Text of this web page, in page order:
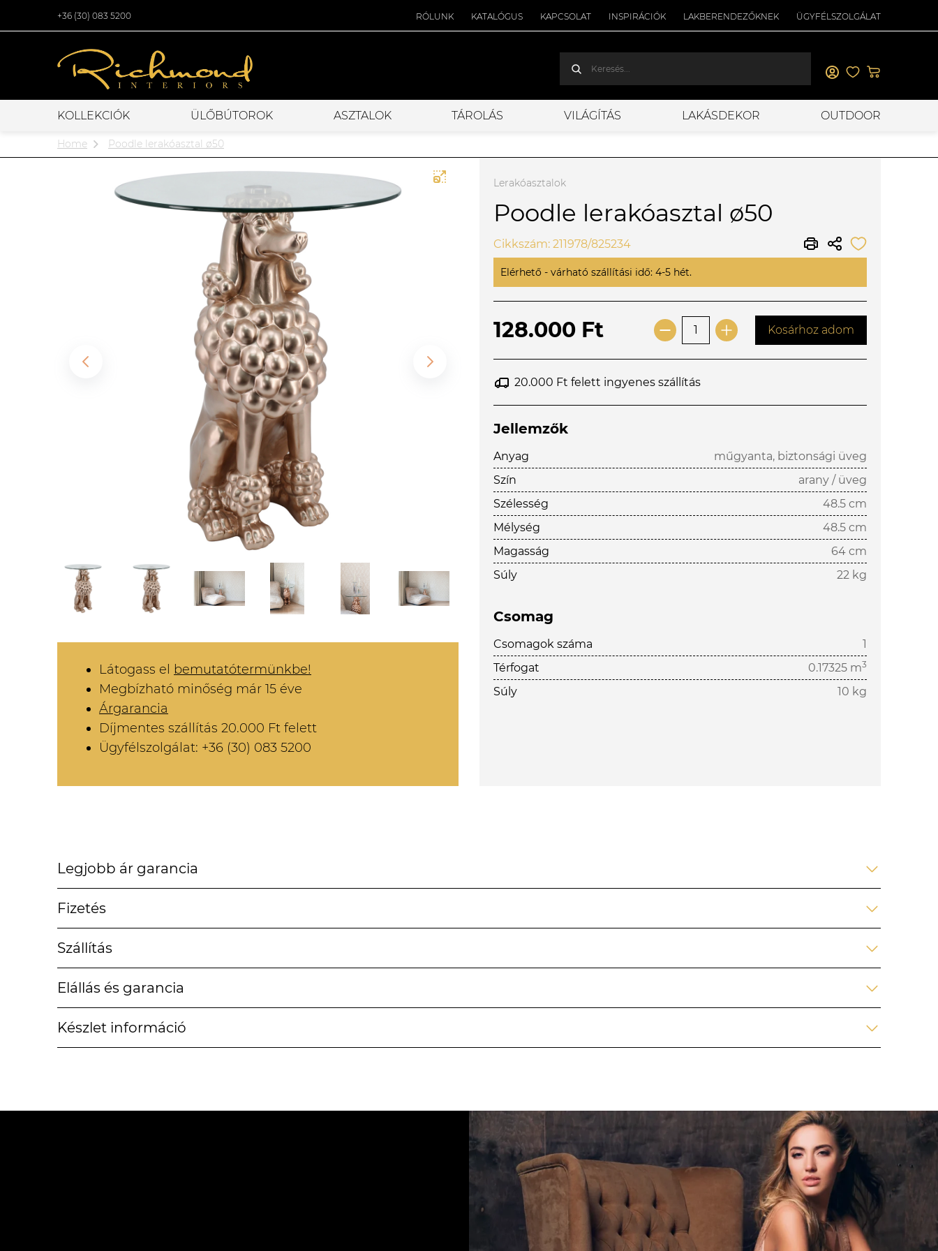
+36 (30) 083 5200 RÓLUNK KATALÓGUS KAPCSOLAT INSPIRÁCIÓK LAKBERENDEZŐKNEK ÜGYFÉLSZOLGÁLAT
KOLLEKCIÓK ÜLŐBÚTOROK ASZTALOK TÁROLÁS VILÁGÍTÁS LAKÁSDEKOR OUTDOOR
Home Poodle lerakóasztal ø50
Látogass el bemutatótermünkbe!
Megbízható minőség már 15 éve
Árgarancia
Díjmentes szállítás 20.000 Ft felett
Ügyfélszolgálat: +36 (30) 083 5200
Lerakóasztalok
Poodle lerakóasztal ø50
Cikkszám: 211978/825234
Elérhető - várható szállítási idő: 4-5 hét.
128.000 Ft Kosárhoz adom
20.000 Ft felett ingyenes szállítás
Jellemzők
Anyag
műgyanta, biztonsági üveg
Szín
arany / üveg
Szélesség
48.5 cm
Mélység
48.5 cm
Magasság
64 cm
Súly
22 kg
Csomag
Csomagok száma
1
Térfogat
0.17325 m3
Súly 10 kg
Legjobb ár garancia
Fizetés
Szállítás
Elállás és garancia
Készlet információ